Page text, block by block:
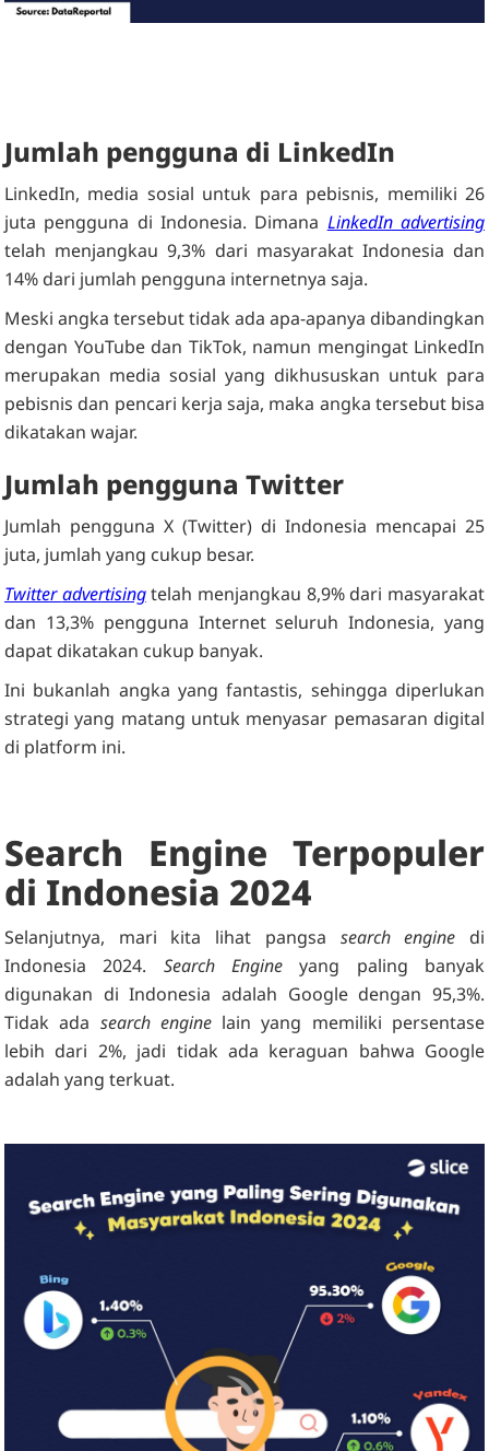
Jumlah pengguna di LinkedIn
LinkedIn, media sosial untuk para pebisnis, memiliki 26
juta pengguna di Indonesia. Dimana LinkedIn advertising
telah menjangkau 9,3% dari masyarakat Indonesia dan
14% dari jumlah pengguna internetnya saja.
Meski angka tersebut tidak ada apa-apanya dibandingkan
dengan YouTube dan TikTok, namun mengingat LinkedIn
merupakan media sosial yang dikhususkan untuk para
pebisnis dan pencari kerja saja, maka angka tersebut bisa
dikatakan wajar.
Jumlah pengguna Twitter
Jumlah pengguna X (Twitter) di Indonesia mencapai 25
juta, jumlah yang cukup besar.
Twitter advertisingtelah menjangkau 8,9% dari masyarakat
dan 13,3% pengguna Internet seluruh Indonesia, yang
dapat dikatakan cukup banyak.
Ini bukanlah angka yang fantastis, sehingga diperlukan
strategi yang matang untuk menyasar pemasaran digital
di platform ini.
Search Engine Terpopuler
di Indonesia 2024
Selanjutnya, mari kita lihat pangsa search engine di
Indonesia 2024. Search Engine yang paling banyak
digunakan di Indonesia adalah Google dengan 95,3%.
Tidak ada search enginelain yang memiliki persentase
lebih dari 2%, jadi tidak ada keraguan bahwa Google
adalah yang terkuat.